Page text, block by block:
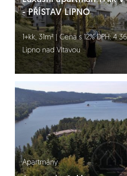
- PŘÍSTAV LIPNO
1+kk, 31m² | Cena s 12% DPH: 4
Lipno nad Vltavou
Apartmány